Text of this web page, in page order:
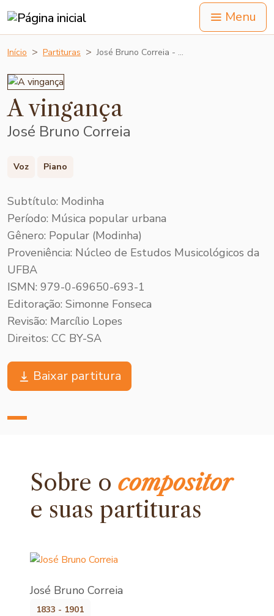
Menu
Início Partituras José Bruno Correia - …
A vingança
José Bruno Correia
Voz Piano
Subtítulo: Modinha
Período: Música popular urbana
Gênero: Popular (Modinha)
Proveniência: Núcleo de Estudos Musicológicos da
UFBA
ISMN: 979-0-69650-693-1
Editoração: Simonne Fonseca
Revisão: Marcílio Lopes
Direitos: CC BY-SA
Baixar partitura
Sobre ocompositor
e suas partituras
José Bruno Correia
1833 - 1901